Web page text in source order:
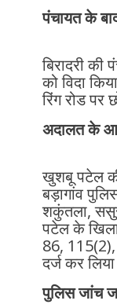
पंचायत के
बिरादरी
को विदा
रिंग रोड पर
अदालत के
खुशबू पटेल
बड़ागांव
शकुंतला,
पटेल के
86,
दर्ज कर
पुलिस जांच